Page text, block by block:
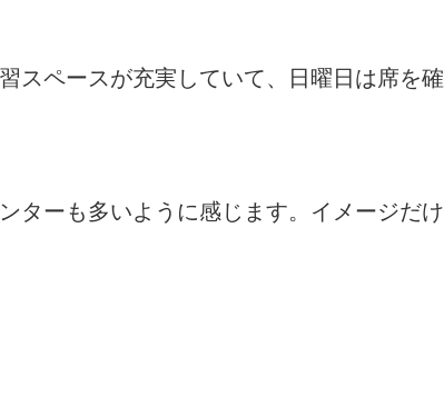
スペースが充実していて、日曜日は席を確
ターも多いように感じます。イメージだけ